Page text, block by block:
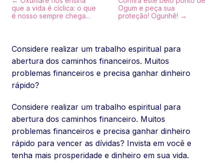
que a vida é cíclica: o que
é nosso sempre chega...
Ogum e peça sua
proteção! Ogunhê! →
Considere realizar um trabalho espiritual para
abertura dos caminhos financeiros. Muitos
problemas financeiros e precisa ganhar dinheiro
rápido?
Considere realizar um trabalho espiritual para
abertura dos caminhos financeiro. Muitos
problemas financeiros e precisa ganhar dinheiro
rápido para vencer as dívidas? Invista em você e
tenha mais prosperidade e dinheiro em sua vida.